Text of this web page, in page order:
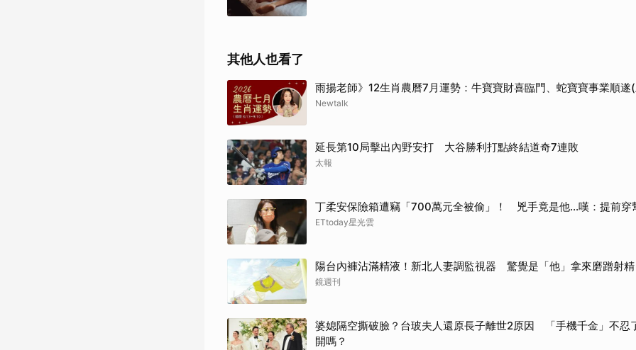
其他人也看了
雨揚老師》12生肖農曆7月運勢：牛寶寶財喜臨門、蛇寶寶事業順遂
Newtalk
延長第10局擊出內野安打 大谷勝利打點終結道奇7連敗
太報
丁柔安保險箱遭竊「700萬元全被偷」！ 兇手竟是他...嘆：提前穿
ETtoday星光雲
陽台內褲沾滿精液！新北人妻調監視器 驚覺是「他」拿來磨蹭射精
鏡週刊
婆媳隔空撕破臉？台玻夫人還原長子離世2原因 「手機千金」不忍
開嗎？